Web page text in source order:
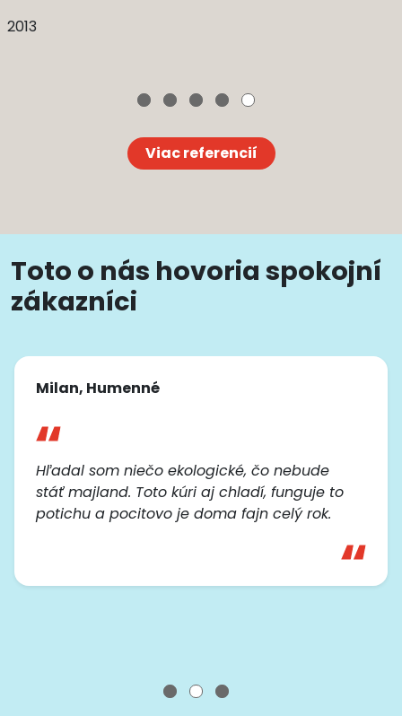
2013
Viac referencií
Toto o nás hovoria spokojní
zákazníci
Milan, Humenné
Hľadal som niečo ekologické, čo nebude
stáť majland. Toto kúri aj chladí, funguje to
potichu a pocitovo je doma fajn celý rok.